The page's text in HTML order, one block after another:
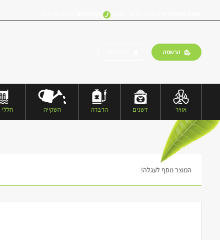
הרשמה
אוויר דשנים הדברה השקייה חללי
המוצר נוסף לעגלה!